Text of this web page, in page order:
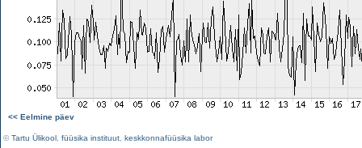
<< Eelmine päev
©Tartu Ülikool füüsika instituut keskkonnafüüsika labor